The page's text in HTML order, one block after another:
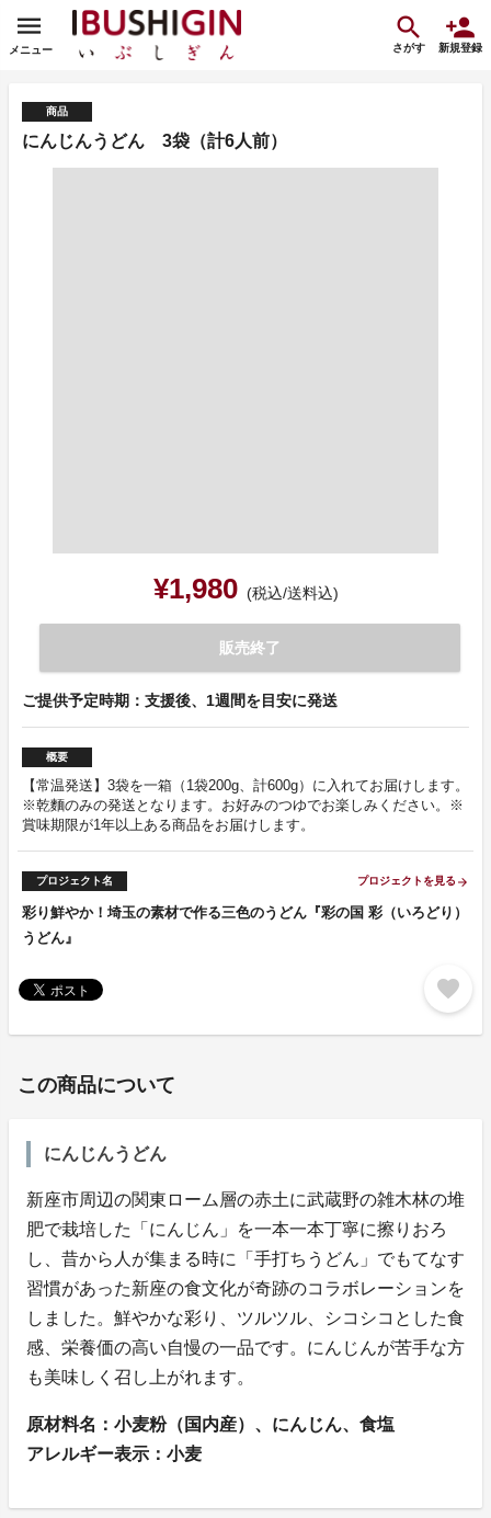
メニュー さがす 新規登録
商品
にんじんうどん 3袋（計6人前）
¥1,980 (税込/送料込)
販売終了
ご提供予定時期：支援後、1週間を目安に発送
概要
【常温発送】3袋を一箱（1袋200g、計600g）に入れてお届けします。
※乾麵のみの発送となります。お好みのつゆでお楽しみください。※
賞味期限が1年以上ある商品をお届けします。
プロジェクト名 プロジェクトを見る arrow_forward
彩り鮮やか！埼玉の素材で作る三色のうどん『彩の国 彩（いろどり）
うどん』
favorite
この商品について
にんじんうどん
新座市周辺の関東ローム層の赤土に武蔵野の雑木林の堆
肥で栽培した「にんじん」を一本一本丁寧に擦りおろ
し、昔から人が集まる時に「手打ちうどん」でもてなす
習慣があった新座の食文化が奇跡のコラボレーションを
しました。鮮やかな彩り、ツルツル、シコシコとした食
感、栄養価の高い自慢の一品です。にんじんが苦手な方
も美味しく召し上がれます。
原材料名：小麦粉（国内産）、にんじん、食塩
アレルギー表示：小麦